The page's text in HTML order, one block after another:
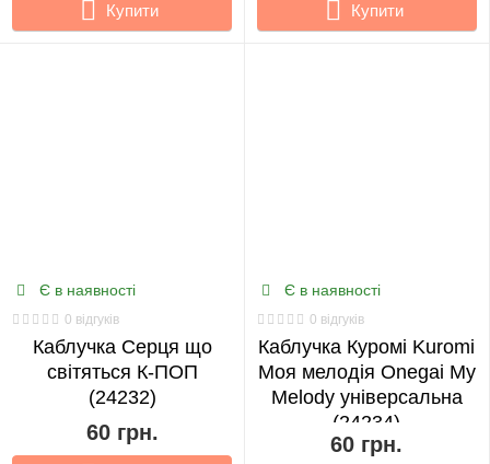
Купити Купити
Є в наявності
0 відгуків
Каблучка Серця що
світяться К-ПОП
(24232)
60 грн.
Є в наявності
0 відгуків
Каблучка Куромі Kuromi
Моя мелодія Onegai My
Melody універсальна
(24234)
60 грн.